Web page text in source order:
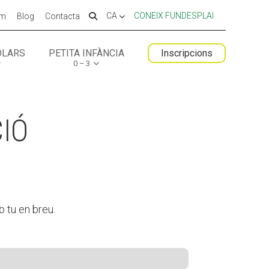
Blog Contacta CA CONEIX FUNDESPLAI
PETITA INFÀNCIA
0 – 3
Inscripcions
tu en breu.
FORMACIÓ
SUPORT TERCER SECTOR